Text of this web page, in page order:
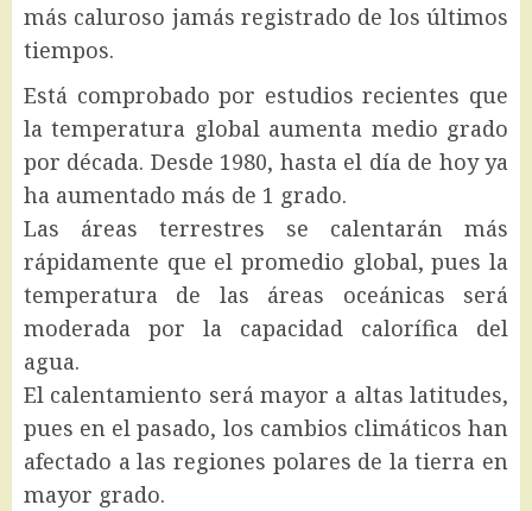
más caluroso jamás registrado de los últimos
tiempos.
Está comprobado por estudios recientes que
la temperatura global aumenta medio grado
por década. Desde 1980, hasta el día de hoy ya
ha aumentado más de 1 grado.
Las áreas terrestres se calentarán más
rápidamente que el promedio global, pues la
temperatura de las áreas oceánicas será
moderada por la capacidad calorífica del
agua.
El calentamiento será mayor a altas latitudes,
pues en el pasado, los cambios climáticos han
afectado a las regiones polares de la tierra en
mayor grado.